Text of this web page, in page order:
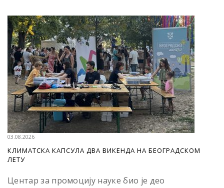
03.08.2026
КЛИМАТСКА КАПСУЛА ДВА ВИКЕНДА НА БЕОГРАДСКОМ
ЛЕТУ
Центар за промоцију науке био је део